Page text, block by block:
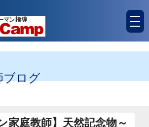
ブログ
家庭教師】天然記念物～